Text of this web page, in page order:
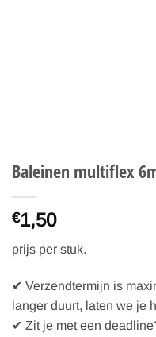
Baleinen multiflex
€1,50
prijs per stuk.
✔ Verzendtermijn is
langer duurt, laten we je
✔ Zit je met een